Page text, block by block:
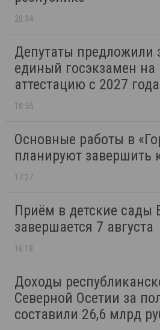
20:34
Депутаты предложили
единый госэкзамен на
аттестацию с 2027 года
18:55
Основные работы в
планируют завершить
17:27
Приём в детские сады
завершается 7 августа
16:18
Доходы
Северной Осетии за
составили 26,6 млрд